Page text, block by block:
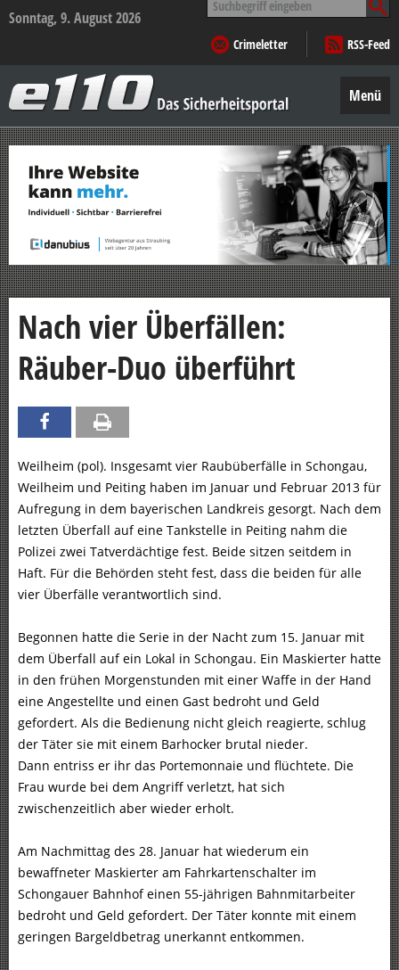
Sonntag, 9. August 2026
nach:
Crimeletter
RSS-Feed
–
Das
Sicherheitsportal
Menü
Zum
Inhalt
springen
Nach vier Überfällen:
Räuber-Duo überführt
Weilheim (pol). Insgesamt vier Raubüberfälle in Schongau,
Weilheim und Peiting haben im Januar und Februar 2013 für
Aufregung in dem bayerischen Landkreis gesorgt. Nach dem
letzten Überfall auf eine Tankstelle in Peiting nahm die
Polizei zwei Tatverdächtige fest. Beide sitzen seitdem in
Haft. Für die Behörden steht fest, dass die beiden für alle
vier Überfälle verantwortlich sind.
Begonnen hatte die Serie in der Nacht zum 15. Januar mit
dem Überfall auf ein Lokal in Schongau. Ein Maskierter hatte
in den frühen Morgenstunden mit einer Waffe in der Hand
eine Angestellte und einen Gast bedroht und Geld
gefordert. Als die Bedienung nicht gleich reagierte, schlug
der Täter sie mit einem Barhocker brutal nieder.
Dann entriss er ihr das Portemonnaie und flüchtete. Die
Frau wurde bei dem Angriff verletzt, hat sich
zwischenzeitlich aber wieder erholt.
Am Nachmittag des 28. Januar hat wiederum ein
bewaffneter Maskierter am Fahrkartenschalter im
Schongauer Bahnhof einen 55-jährigen Bahnmitarbeiter
bedroht und Geld gefordert. Der Täter konnte mit einem
geringen Bargeldbetrag unerkannt entkommen.